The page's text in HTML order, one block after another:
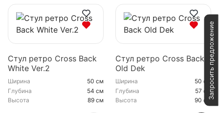
Стул ретро Cross Back
White Ver.2
Ширина
50 см
Глубина
54 см
Высота
89 см
Стул ретро Cross Back
Old Dek
Ширина
50 см
Глубина
57 см
Высота
90 см
Запросить предложение